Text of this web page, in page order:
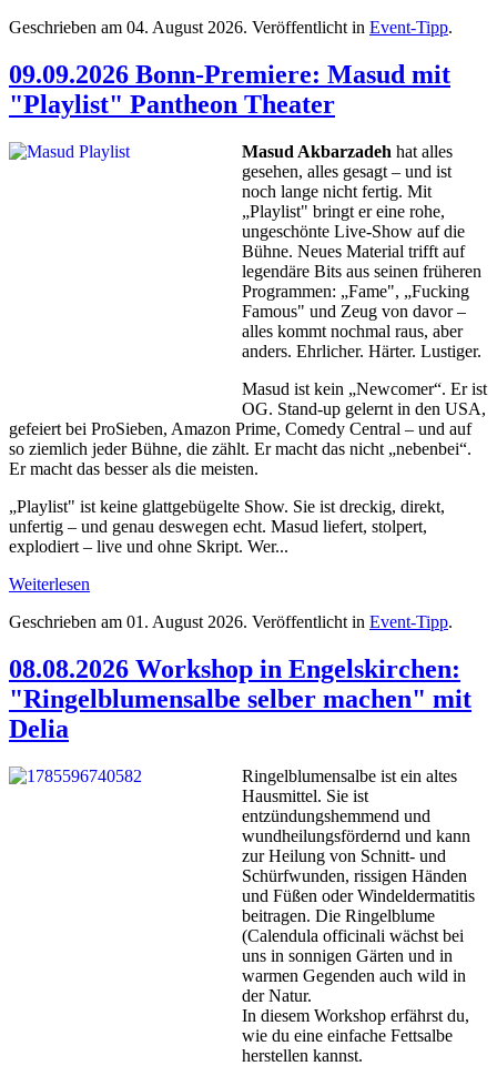
Geschrieben am 04. August 2026. Veröffentlicht in Event-Tipp.
09.09.2026 Bonn-Premiere: Masud mit
"Playlist" Pantheon Theater
Masud Akbarzadeh hat alles
gesehen, alles gesagt – und ist
noch lange nicht fertig. Mit
„Playlist" bringt er eine rohe,
ungeschönte Live-Show auf die
Bühne. Neues Material trifft auf
legendäre Bits aus seinen früheren
Programmen: „Fame", „Fucking
Famous" und Zeug von davor –
alles kommt nochmal raus, aber
anders. Ehrlicher. Härter. Lustiger.
Masud ist kein „Newcomer“. Er ist
OG. Stand-up gelernt in den USA,
gefeiert bei ProSieben, Amazon Prime, Comedy Central – und auf
so ziemlich jeder Bühne, die zählt. Er macht das nicht „nebenbei“.
Er macht das besser als die meisten.
„Playlist" ist keine glattgebügelte Show. Sie ist dreckig, direkt,
unfertig – und genau deswegen echt. Masud liefert, stolpert,
explodiert – live und ohne Skript. Wer...
Weiterlesen
Geschrieben am 01. August 2026. Veröffentlicht in Event-Tipp.
08.08.2026 Workshop in Engelskirchen:
"Ringelblumensalbe selber machen" mit
Delia
Ringelblumensalbe ist ein altes
Hausmittel. Sie ist
entzündungshemmend und
wundheilungsfördernd und kann
zur Heilung von Schnitt- und
Schürfwunden, rissigen Händen
und Füßen oder Windeldermatitis
beitragen. Die Ringelblume
(Calendula officinali wächst bei
uns in sonnigen Gärten und in
warmen Gegenden auch wild in
der Natur.
In diesem Workshop erfährst du,
wie du eine einfache Fettsalbe
herstellen kannst.